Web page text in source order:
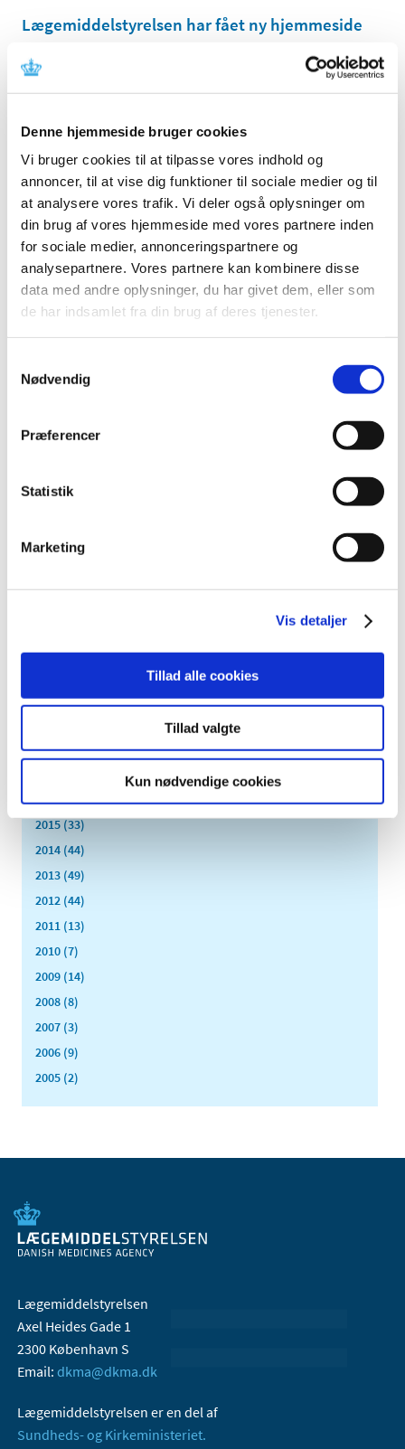
Denne hjemmeside bruger cookies
Vi bruger cookies til at tilpasse vores indhold og
annoncer, til at vise dig funktioner til sociale medier og til
at analysere vores trafik. Vi deler også oplysninger om
din brug af vores hjemmeside med vores partnere inden
for sociale medier, annonceringspartnere og
analysepartnere. Vores partnere kan kombinere disse
data med andre oplysninger, du har givet dem, eller som
de har indsamlet fra din brug af deres tjenester.
Nødvendig
Præferencer
Statistik
Marketing
Vis detaljer
Tillad alle cookies
Tillad valgte
Kun nødvendige cookies
Lægemiddelstyrelsen har fået ny hjemmeside
Lægemiddelstyrelsen har lanceret sin egen, nye
hjemmeside – Laegemiddelstyrelsen.dk – hvor man…
Forrige …
Alle (2506)
2026 (84)
2025 (158)
2024 (224)
2023 (195)
2021 (516)
2019 (159)
2017 (167)
december (14)
oktober (13)
juli (15)
maj (10)
marts (9)
januar (17)
2015 (33)
2014 (44)
2013 (49)
2012 (44)
2011 (13)
2010 (7)
2009 (14)
2008 (8)
2007 (3)
2006 (9)
2005 (2)
Lægemiddelstyrelsen
Axel Heides Gade 1
2300 København S
Email: dkma@dkma.dk
Lægemiddelstyrelsen er en del af
Sundheds- og Kirkeministeriet.